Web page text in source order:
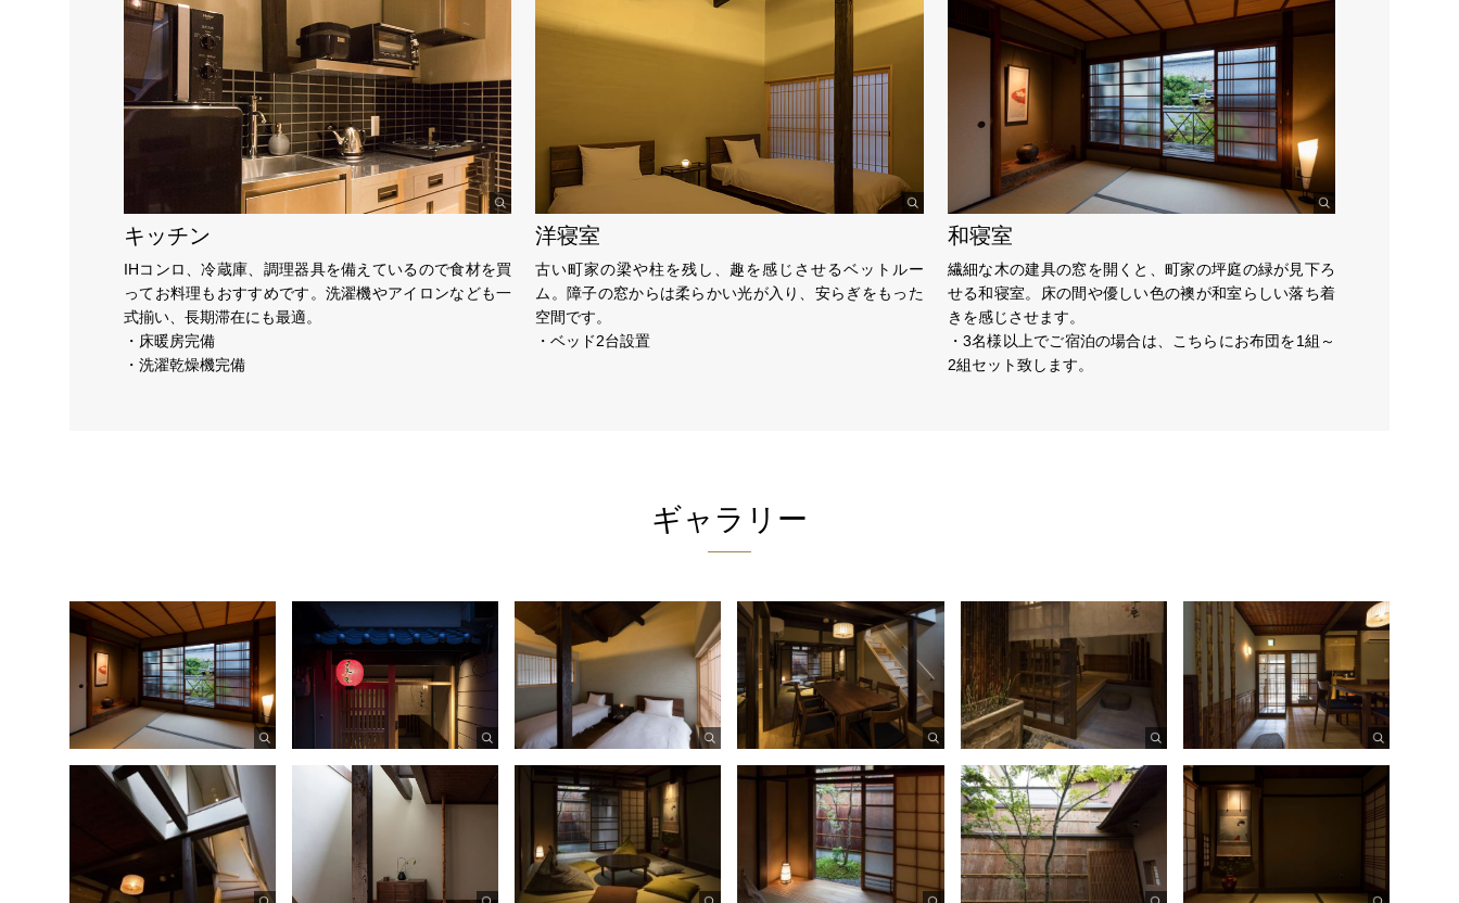
キッチン
IHコンロ、冷蔵庫、調理器具を備えているので食材を買
ってお料理もおすすめです。洗濯機やアイロンなども一
式揃い、長期滞在にも最適。
・床暖房完備
・洗濯乾燥機完備
洋寝室
古い町家の梁や柱を残し、趣を感じさせるベットルー
ム。障子の窓からは柔らかい光が入り、安らぎをもった
空間です。
・ベッド2台設置
和寝室
繊細な木の建具の窓を開くと、町家の坪庭の緑が見下ろ
せる和寝室。床の間や優しい色の襖が和室らしい落ち着
きを感じさせます。
・3名様以上でご宿泊の場合は、こちらにお布団を1組～
2組セット致します。
ギャラリー